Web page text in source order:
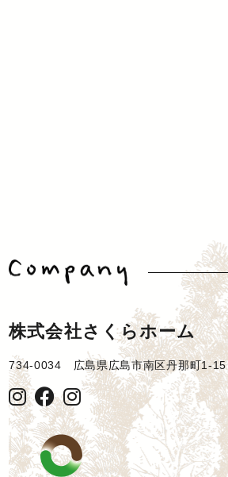
株式会社さくらホーム
734-0034 広島県広島市南区丹那町1-15